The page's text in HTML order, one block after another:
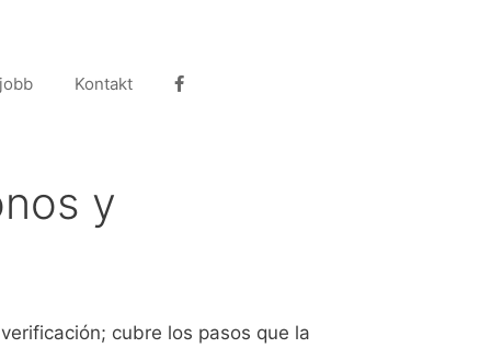
Kontakt
y
cubre los pasos que la